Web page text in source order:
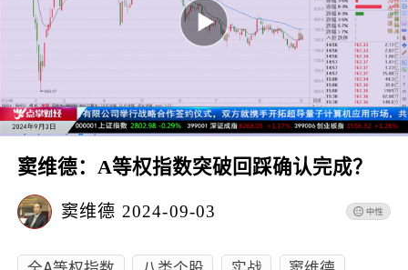
窦维德：A等权指数突破回踩确认完成？
窦维德 2024-09-03